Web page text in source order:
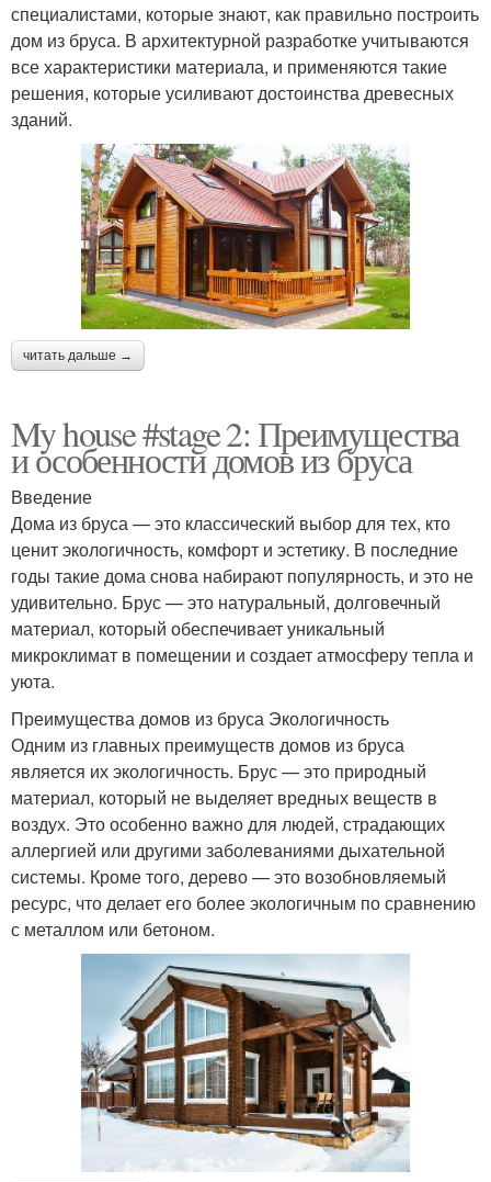
специалистами, которые знают, как правильно построить
дом из бруса. В архитектурной разработке учитываются
все характеристики материала, и применяются такие
решения, которые усиливают достоинства древесных
зданий.
читать дальше →
My house #stage 2: Преимущества
и особенности домов из бруса
Введение
Дома из бруса — это классический выбор для тех, кто
ценит экологичность, комфорт и эстетику. В последние
годы такие дома снова набирают популярность, и это не
удивительно. Брус — это натуральный, долговечный
материал, который обеспечивает уникальный
микроклимат в помещении и создает атмосферу тепла и
уюта.
Преимущества домов из бруса Экологичность
Одним из главных преимуществ домов из бруса
является их экологичность. Брус — это природный
материал, который не выделяет вредных веществ в
воздух. Это особенно важно для людей, страдающих
аллергией или другими заболеваниями дыхательной
системы. Кроме того, дерево — это возобновляемый
ресурс, что делает его более экологичным по сравнению
с металлом или бетоном.